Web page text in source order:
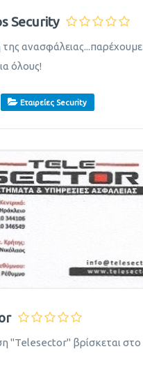
Security
ανασφάλειας...παρέχουμε
όλους!
Εταιρείες Security
"Telesector" βρίσκεται στο